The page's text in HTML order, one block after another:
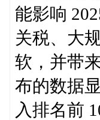
能影响
关税、大
软，并带
布的数据
入排名前